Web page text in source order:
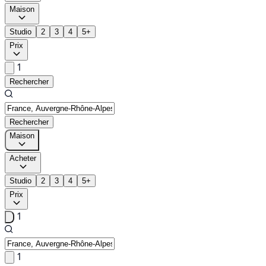
Maison
Studio 2 3 4
5+
Prix
1
Rechercher
Rechercher
Maison
Acheter
Studio 2 3 4
5+
Prix
1
1